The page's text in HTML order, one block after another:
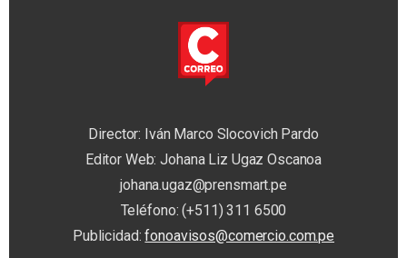
Director: Iván Marco Slocovich Pardo
Editor Web: Johana Liz Ugaz Oscanoa
johana.ugaz@prensmart.pe
Teléfono: (+511) 311 6500
Publicidad:fonoavisos@comercio.com.pe